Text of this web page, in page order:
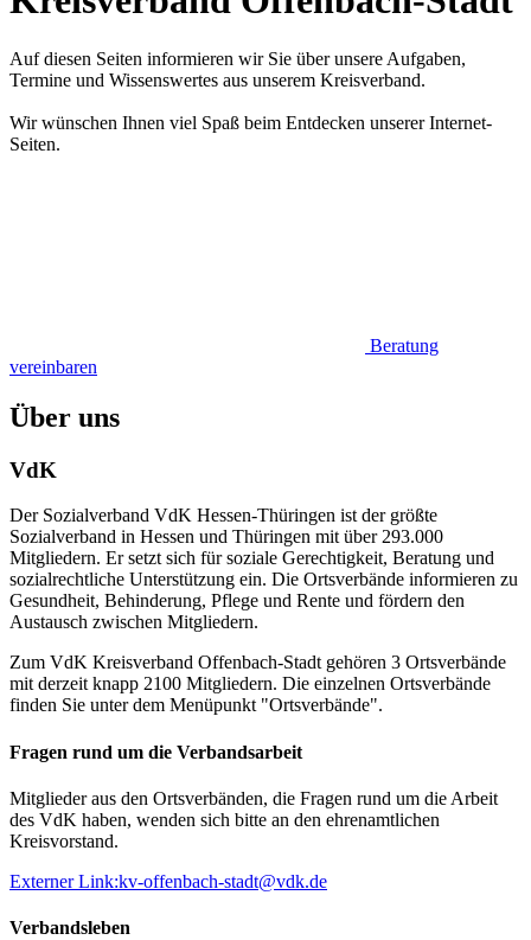
Auf diesen Seiten informieren wir Sie über unsere Aufgaben,
Termine und Wissenswertes aus unserem Kreisverband.
Wir wünschen Ihnen viel Spaß beim Entdecken unserer Internet-
Seiten.
Beratung
vereinbaren
Über uns
VdK
Der Sozialverband VdK Hessen-Thüringen ist der größte
Sozialverband in Hessen und Thüringen mit über 293.000
Mitgliedern. Er setzt sich für soziale Gerechtigkeit, Beratung und
sozialrechtliche Unterstützung ein. Die Ortsverbände informieren zu
Gesundheit, Behinderung, Pflege und Rente und fördern den
Austausch zwischen Mitgliedern.
Zum VdK Kreisverband Offenbach-Stadt gehören 3 Ortsverbände
mit derzeit knapp 2100 Mitgliedern. Die einzelnen Ortsverbände
finden Sie unter dem Menüpunkt "Ortsverbände".
Fragen rund um die Verbandsarbeit
Mitglieder aus den Ortsverbänden, die Fragen rund um die Arbeit
des VdK haben, wenden sich bitte an den ehrenamtlichen
Kreisvorstand.
Externer Link:kv-offenbach-stadt@vdk.de
Verbandsleben